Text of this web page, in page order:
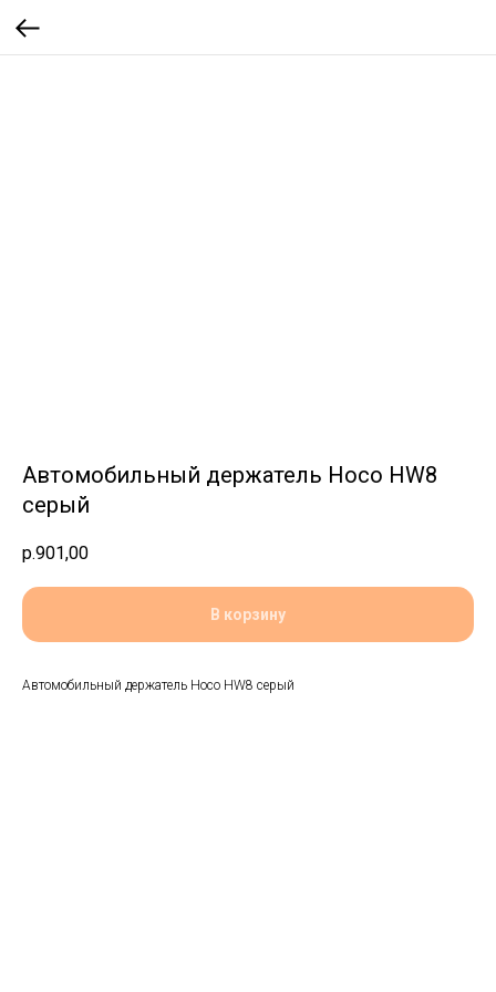
Автомобильный держатель Hoco HW8
серый
р.901,00
В корзину
Автомобильный держатель Hoco HW8 серый